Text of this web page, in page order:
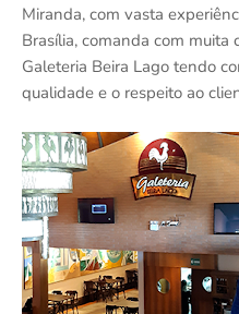
Miranda, com vasta
Brasília, comanda com muita
Galeteria Beira Lago tendo
qualidade e o respeito ao